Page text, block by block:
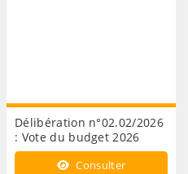
Délibération n°02.02/2026
: Vote du budget 2026
Consulter